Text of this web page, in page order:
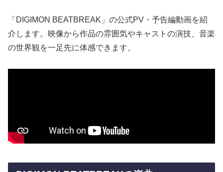
「DIGIMON BEATBREAK」の公式PV・予告編動画を紹
介します。映像から作品の雰囲気やキャストの演技、音楽
の世界観を一足先に体感できます。